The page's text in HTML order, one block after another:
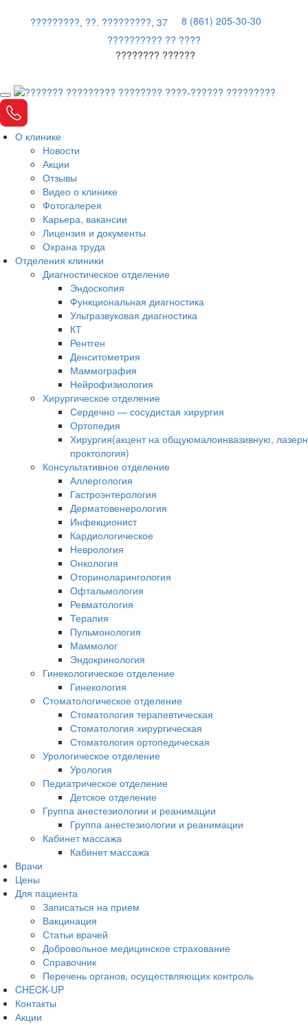
?????????, ??. ?????????, 37
8 (861) 205-30-30
?????????? ?? ????
???????? ??????
О клинике
Новости
Акции
Отзывы
Видео о клинике
Фотогалерея
Карьера, вакансии
Лицензия и документы
Охрана труда
Отделения клиники
Диагностическое отделение
Эндоскопия
Функциональная диагностика
Ультразвуковая диагностика
КТ
Рентген
Денситометрия
Маммография
Нейрофизиология
Хирургическое отделение
Сердечно — сосудистая хирургия
Ортопедия
Хирургия(акцент на общуюмалоинвазивную,
проктология)
Консультативное отделение
Аллергология
Гастроэнтерология
Дерматовенерология
Инфекционист
Кардиологическое
Неврология
Онкология
Оториноларингология
Офтальмология
Ревматология
Терапия
Пульмонология
Маммолог
Эндокринология
Гинекологическое отделение
Гинекология
Стоматологическое отделение
Стоматология терапевтическая
Стоматология хирургическая
Стоматология ортопедическая
Урологическое отделение
Урология
Педиатрическое отделение
Детское отделение
Группа анестезиологии и реанимации
Группа анестезиологии и реанимации
Кабинет массажа
Кабинет массажа
Врачи
Цены
Для пациента
Записаться на прием
Вакцинация
Статьи врачей
Добровольное медицинское страхование
Справочник
Перечень органов, осуществляющих контроль
CHECK-UP
Контакты
Акции